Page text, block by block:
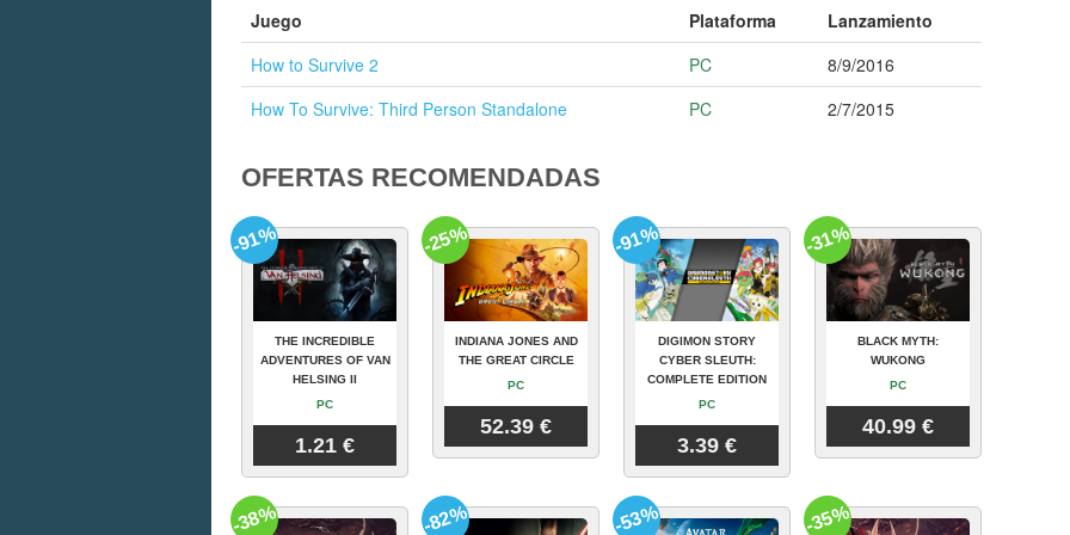
Juego Plataforma
Lanzamiento
How to Survive 2
PC
8/9/2016
How To Survive: Third Person Standalone
PC 2/7/2015
OFERTAS RECOMENDADAS
THE INCREDIBLE
ADVENTURES OF VAN
HELSING II
PC
1.21 €
-91%
INDIANA JONES AND
THE GREAT CIRCLE
PC
52.39 €
-25%
DIGIMON STORY
CYBER SLEUTH:
COMPLETE EDITION
PC
3.39 €
-91%
BLACK MYTH:
WUKONG
PC
40.99 €
-31%
-38% -82% -53% -35%